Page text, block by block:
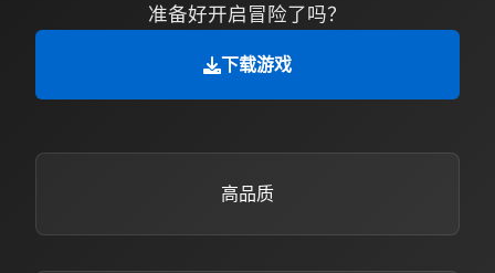
准备好开启冒险了吗？
下载游戏
高品质